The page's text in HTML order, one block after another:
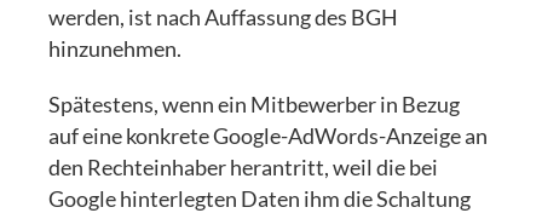
werden, ist nach Auffassung des BGH
hinzunehmen.
Spätestens, wenn ein Mitbewerber in Bezug
auf eine konkrete Google-AdWords-Anzeige an
den Rechteinhaber herantritt, weil die bei
Google hinterlegten Daten ihm die Schaltung